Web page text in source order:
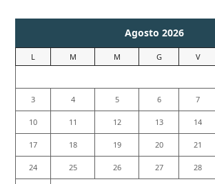
Agosto 2026
L M M G V
3 4 5 6 7
10 11 12 13 14
17 18 19 20 21
24 25 26 27 28